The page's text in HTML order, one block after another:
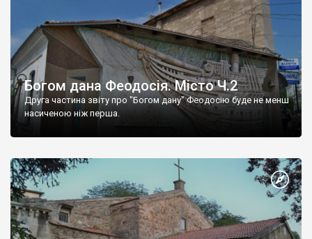
Богом дана Феодосія. Місто Ч.2
Друга частина звіту про "Богом дану" Феодосію буде не менш
насиченою ніж перша.